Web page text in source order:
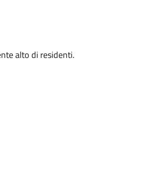
alto di residenti.